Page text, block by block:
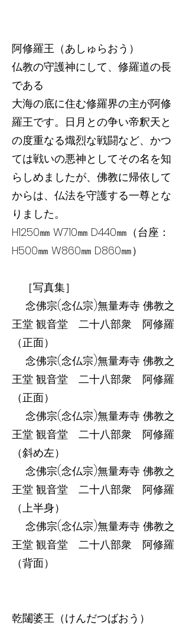
阿修羅王（あしゅらおう）
仏教の守護神にして、修羅道の長
である
大海の底に住む修羅界の主が阿修
羅王です。日月との争い帝釈天と
の度重なる熾烈な戦闘など、かつ
ては戦いの悪神としてその名を知
らしめましたが、佛教に帰依して
からは、仏法を守護する一尊とな
りました。
H1250㎜ W710㎜ D440㎜（台座：
H500㎜ W860㎜ D860㎜）
［写真集］
念佛宗(念仏宗)無量寿寺 佛教之
王堂 観音堂 二十八部衆 阿修羅
（正面）
念佛宗(念仏宗)無量寿寺 佛教之
王堂 観音堂 二十八部衆 阿修羅
（正面）
念佛宗(念仏宗)無量寿寺 佛教之
王堂 観音堂 二十八部衆 阿修羅
（斜め左）
念佛宗(念仏宗)無量寿寺 佛教之
王堂 観音堂 二十八部衆 阿修羅
（上半身）
念佛宗(念仏宗)無量寿寺 佛教之
王堂 観音堂 二十八部衆 阿修羅
（背面）
乾闥婆王（けんだつばおう）